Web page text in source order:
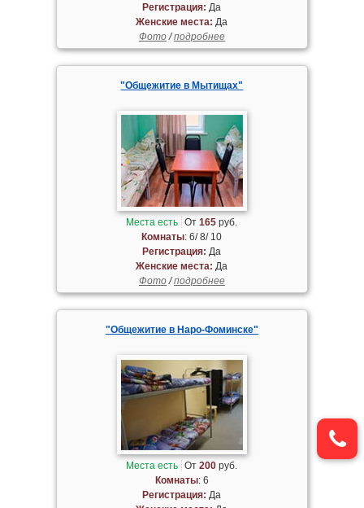
Регистрация: Да
Женские места: Да
Фото/подробнее
"Общежитие в Мытищах"
Места есть От165 руб.
Комнаты: 6/ 8/ 10
Регистрация: Да
Женские места: Да
Фото/подробнее
"Общежитие в Наро-Фоминске"
Места есть От200 руб.
Комнаты: 6
Регистрация: Да